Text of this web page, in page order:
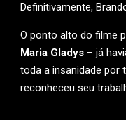
Definitivamente,
O ponto alto do filme
Maria Gladys – já
toda a insanidade por
reconheceu seu